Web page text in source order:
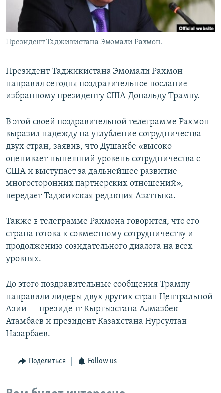
Президент Таджикистана Эмомали Рахмон.
Президент Таджикистана Эмомали Рахмон
направил сегодня поздравительное послание
избранному президенту США Дональду Трампу.
В этой своей поздравительной телеграмме Рахмон
выразил надежду на углубление сотрудничества
двух стран, заявив, что Душанбе «высоко
оценивает нынешний уровень сотрудничества с
США и выступает за дальнейшее развитие
многосторонних партнерских отношений»,
передает Таджикская редакция Азаттыка.
Также в телеграмме Рахмона говорится, что его
страна готова к совместному сотрудничеству и
продолжению созидательного диалога на всех
уровнях.
До этого поздравительные сообщения Трампу
направили лидеры двух других стран Центральной
Азии — президент Кыргызстана Алмазбек
Атамбаев и президент Казахстана Нурсултан
Назарбаев.
Поделиться Follow us